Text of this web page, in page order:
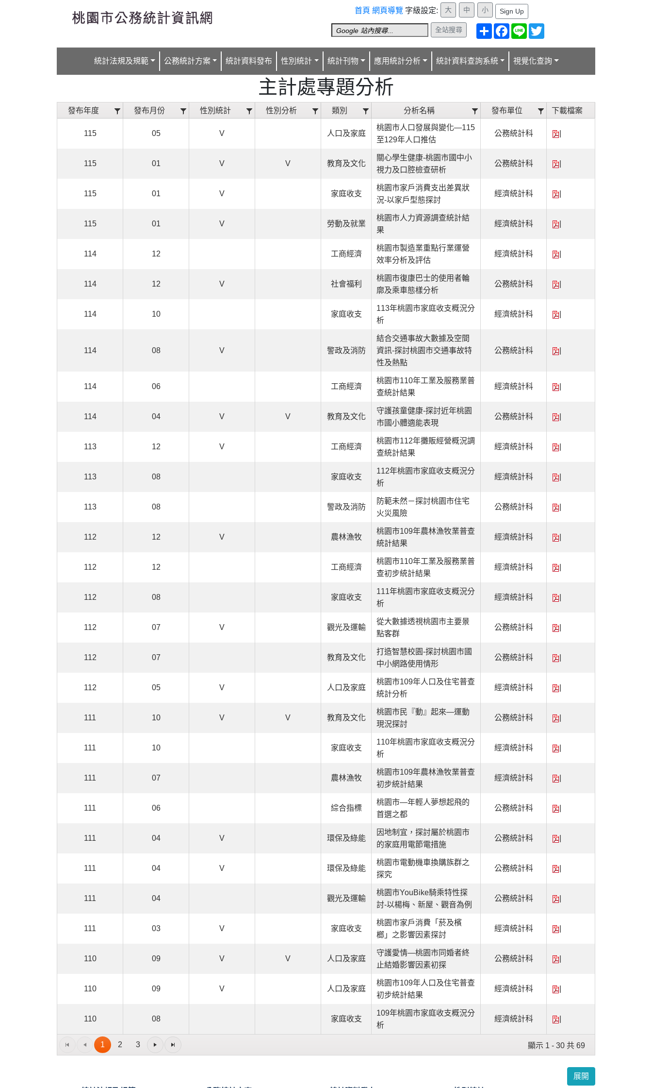
首頁 網頁導覽 字級設定: Sign Up
全站搜尋
分
享
Facebook
Line Twitter
統計法規及規範 公務統計方案 統計資料發布 性別統計 統計刊物 應用統計分析 統計資料查詢系統 視覺化查詢
主計處專題分析
發布年度 發布月份 性別統計 性別分析 類別 分析名稱 發布單位 下載檔案
115 05 V 人口及家庭
桃園市人口發展與變化—115
至129年人口推估
公務統計科
115 01 V V 教育及文化
關心學生健康-桃園市國中小
視力及口腔檢查研析
公務統計科
115 01 V 家庭收支
桃園市家戶消費支出差異狀
況-以家戶型態探討
經濟統計科
115 01 V 勞動及就業
桃園市人力資源調查統計結
果
經濟統計科
114 12 工商經濟
桃園市製造業重點行業運營
效率分析及評估
經濟統計科
114 12 V 社會福利
桃園市復康巴士的使用者輪
廓及乘車態樣分析
公務統計科
114 10 家庭收支
113年桃園市家庭收支概況分
析
經濟統計科
114 08 V 警政及消防
結合交通事故大數據及空間
資訊-探討桃園市交通事故特
性及熱點
公務統計科
114 06 工商經濟
桃園市110年工業及服務業普
查統計結果
經濟統計科
114 04 V V 教育及文化
守護孩童健康-探討近年桃園
市國小體適能表現
公務統計科
113 12 V 工商經濟
桃園市112年攤販經營概況調
查統計結果
經濟統計科
113 08 家庭收支
112年桃園市家庭收支概況分
析
經濟統計科
113 08 警政及消防
防範未然－探討桃園市住宅
火災風險
公務統計科
112 12 V 農林漁牧
桃園市109年農林漁牧業普查
統計結果
經濟統計科
112 12 工商經濟
桃園市110年工業及服務業普
查初步統計結果
經濟統計科
112 08 家庭收支
111年桃園市家庭收支概況分
析
經濟統計科
112 07 V 觀光及運輸
從大數據透視桃園市主要景
點客群
公務統計科
112 07 教育及文化
打造智慧校園-探討桃園市國
中小網路使用情形
公務統計科
112 05 V 人口及家庭
桃園市109年人口及住宅普查
統計分析
經濟統計科
111 10 V V 教育及文化
桃園市民『動』起來—運動
現況探討
公務統計科
111 10 家庭收支
110年桃園市家庭收支概況分
析
經濟統計科
111 07 農林漁牧
桃園市109年農林漁牧業普查
初步統計結果
經濟統計科
111 06 綜合指標
桃園市—年輕人夢想起飛的
首選之都
公務統計科
111 04 V 環保及綠能
因地制宜，探討屬於桃園市
的家庭用電節電措施
公務統計科
111 04 V 環保及綠能
桃園市電動機車換購族群之
探究
公務統計科
111 04 觀光及運輸
桃園市YouBike騎乘特性探
討-以楊梅、新屋、觀音為例
公務統計科
111 03 V 家庭收支
桃園市家戶消費「菸及檳
榔」之影響因素探討
經濟統計科
110 09 V V 人口及家庭
守護愛情—桃園市同婚者終
止結婚影響因素初探
公務統計科
110 09 V 人口及家庭
桃園市109年人口及住宅普查
初步統計結果
經濟統計科
110 08 家庭收支
109年桃園市家庭收支概況分
析
經濟統計科
1 2 3 顯示 1 - 30 共 69